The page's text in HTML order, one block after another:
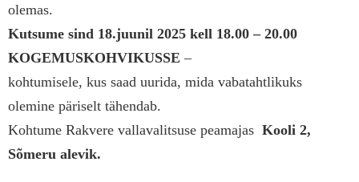
olemas.
Kutsume sind 18.juunil 2025 kell 18.00 – 20.00
KOGEMUSKOHVIKUSSE –
kohtumisele, kus saad uurida, mida vabatahtlikuks
olemine päriselt tähendab.
Kohtume Rakvere vallavalitsuse peamajas Kooli 2,
Sõmeru alevik.